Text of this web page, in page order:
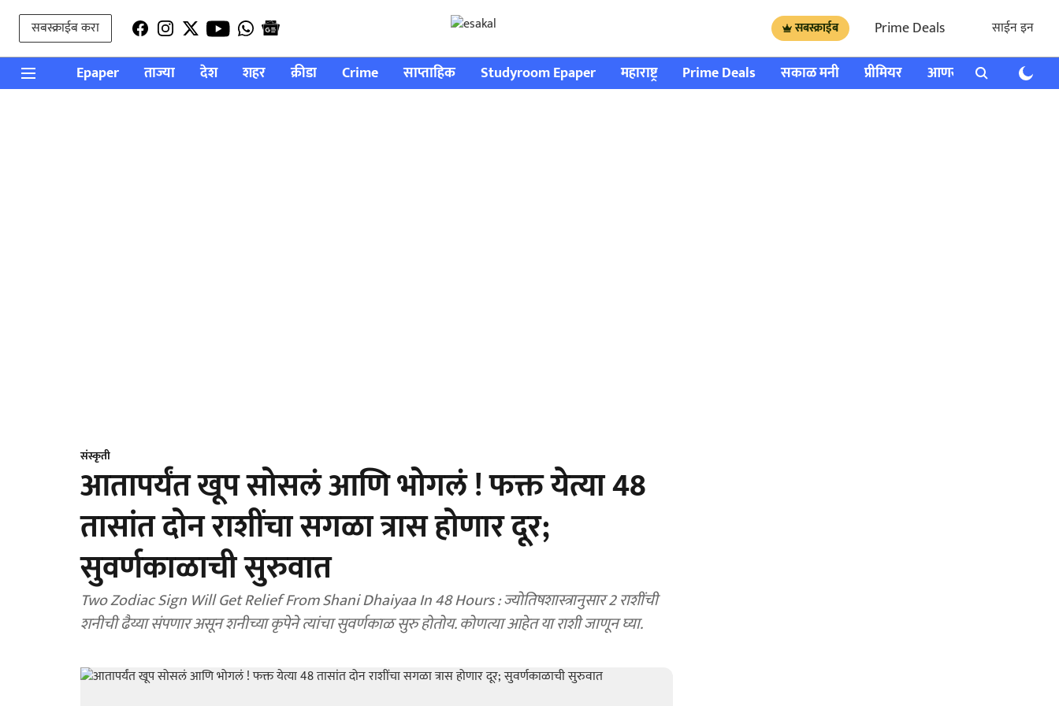
सबस्क्राईब करा सबस्क्राईब Prime Deals साईन इन
Epaper ताज्या देश शहर क्रीडा Crime साप्ताहिक Studyroom Epaper महाराष्ट्र Prime Deals सकाळ मनी प्रीमियर आणखी राशी भविष्य
संस्कृती
आतापर्यंत खूप सोसलं आणि भोगलं ! फक्त येत्या 48
तासांत दोन राशींचा सगळा त्रास होणार दूर;
सुवर्णकाळाची सुरुवात
Two Zodiac Sign Will Get Relief From Shani Dhaiyaa In 48 Hours : ज्योतिषशास्त्रानुसार 2 राशींची
शनीची ढैय्या संपणार असून शनीच्या कृपेने त्यांचा सुवर्णकाळ सुरु होतोय. कोणत्या आहेत या राशी जाणून घ्या.